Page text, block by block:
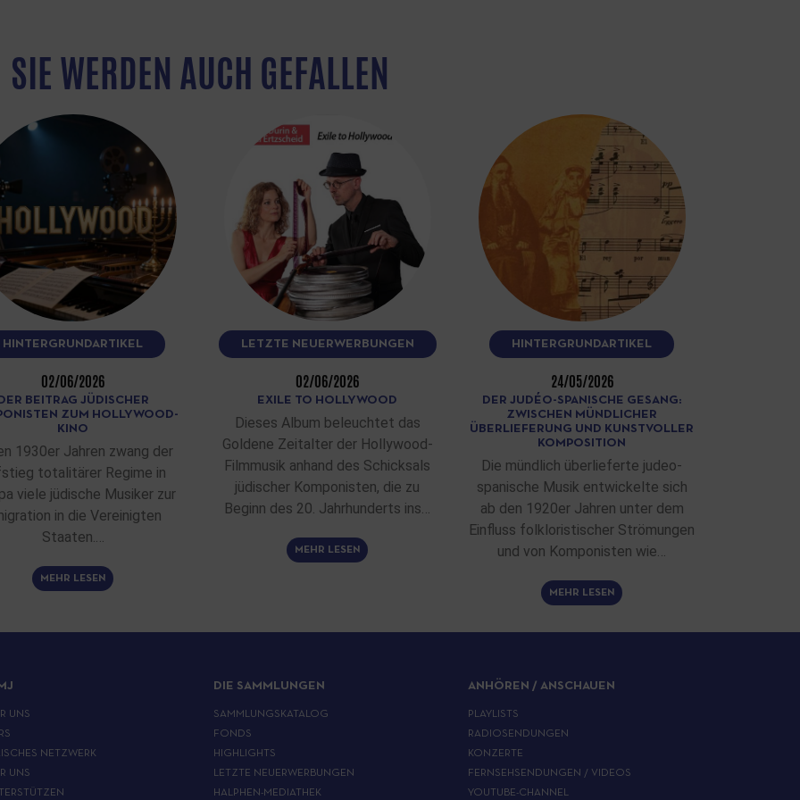
SIE WERDEN AUCH GEFALLEN
HINTERGRUNDARTIKEL
02/06/2026
BEITRAG JÜDISCHER
ZUM HOLLYWOOD-
KINO
1930er Jahren zwang der
totalitärer Regime in
viele jüdische Musiker zur
in die Vereinigten
Staaten.…
MEHR LESEN
LETZTE NEUERWERBUNGEN
02/06/2026
EXILE TO HOLLYWOOD
Dieses Album beleuchtet das
Goldene Zeitalter der Hollywood-
Filmmusik anhand des Schicksals
jüdischer Komponisten, die zu
Beginn des 20. Jahrhunderts ins…
MEHR LESEN
HINTERGRUNDARTIKEL
24/05/2026
DER JUDÉO-SPANISCHE GESANG:
ZWISCHEN MÜNDLICHER
ÜBERLIEFERUNG UND KUNSTVOLLER
KOMPOSITION
Die mündlich überlieferte judeo-
spanische Musik entwickelte sich
ab den 1920er Jahren unter dem
Einfluss folkloristischer Strömungen
und von Komponisten wie…
MEHR LESEN
UNS
NETZWERK
UNS
DIE SAMMLUNGEN
SAMMLUNGSKATALOG
FONDS
HIGHLIGHTS
LETZTE NEUERWERBUNGEN
HALPHEN-MEDIATHEK
ANHÖREN / ANSCHAUEN
PLAYLISTS
RADIOSENDUNGEN
KONZERTE
FERNSEHSENDUNGEN / VIDEOS
YOUTUBE-CHANNEL